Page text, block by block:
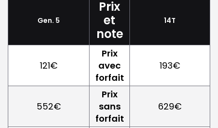
Gen. 5
Prix
et
note
14T
121€
Prix
avec
forfait
193€
552€
Prix
sans
forfait
629€